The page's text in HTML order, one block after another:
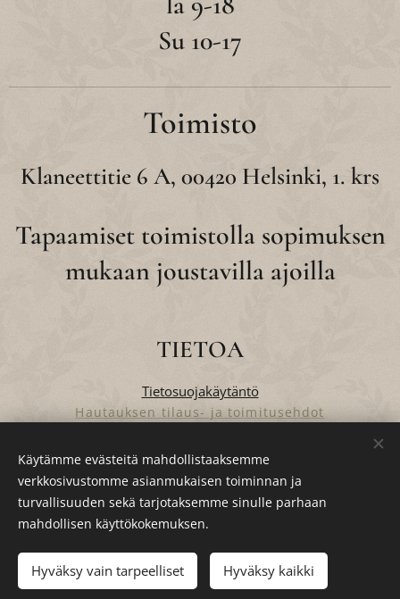
Lisää ostoskoriin
Su 10-17
Toimisto
Klaneettitie 6 A, 00420 Helsinki, 1. krs
Tapaamiset toimistolla sopimuksen
mukaan joustavilla ajoilla
TIETOA
Tietosuojakäytäntö
Hautauksen tilaus- ja toimitusehdot
Evästeet
Käytämme evästeitä mahdollistaaksemme
verkkosivustomme asianmukaisen toiminnan ja
turvallisuuden sekä tarjotaksemme sinulle parhaan
mahdollisen käyttökokemuksen.
Hyväksy vain tarpeelliset Hyväksy kaikki